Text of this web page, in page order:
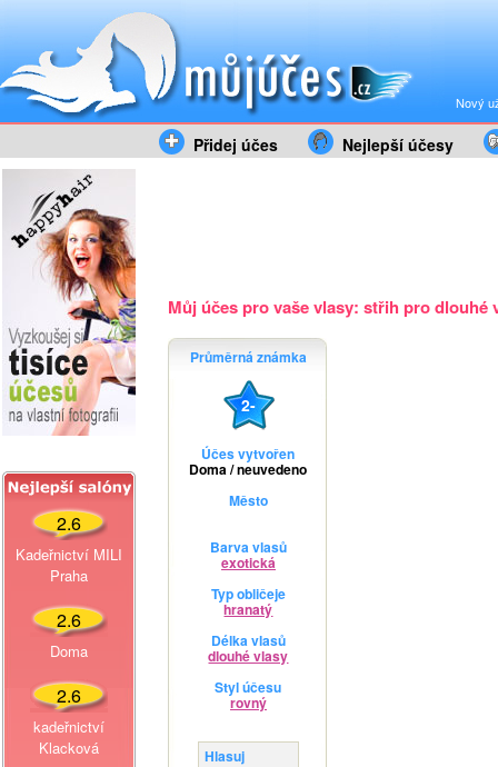
Nový
Přidej účes Nejlepší účesy
2.6
Kadeřnictví MILI
Praha
2.6
Doma
2.6
kadeřnictví
Klacková
Můj účes pro vaše vlasy: střih pro
Průměrná známka
2-
Účes vytvořen
Doma / neuvedeno
Město
Barva vlasů
exotická
Typ obličeje
hranatý
Délka vlasů
dlouhé vlasy
Styl účesu
rovný
Hlasuj